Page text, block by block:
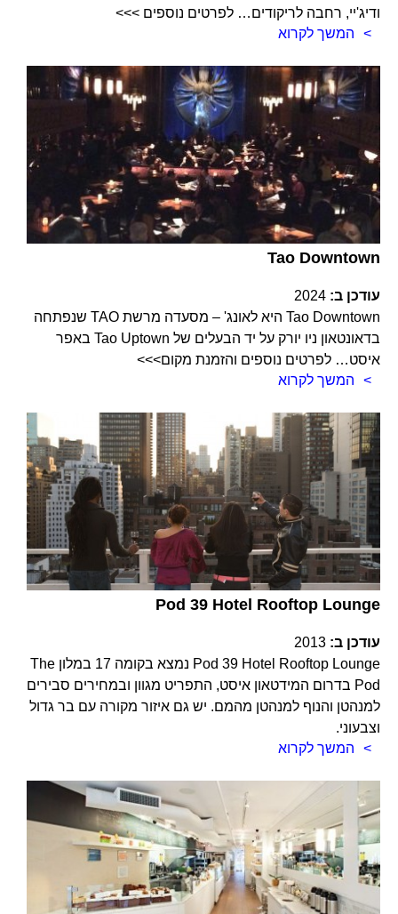
ודיג'יי, רחבה לריקודים… לפרטים נוספים >>>
המשך לקרוא
Tao Downtown
עודכן ב: 2024
Tao Downtown היא לאונג' – מסעדה מרשת TAO שנפתחה
בדאונטאון ניו יורק על יד הבעלים של Tao Uptown באפר
איסט… לפרטים נוספים והזמנת מקום>>>
המשך לקרוא
Pod 39 Hotel Rooftop Lounge
עודכן ב: 2013
Pod 39 Hotel Rooftop Lounge נמצא בקומה 17 במלון The
Pod בדרום המידטאון איסט, התפריט מגוון ובמחירים סבירים
למנהטן והנוף למנהטן מהמם. יש גם איזור מקורה עם בר גדול
וצבעוני.
המשך לקרוא